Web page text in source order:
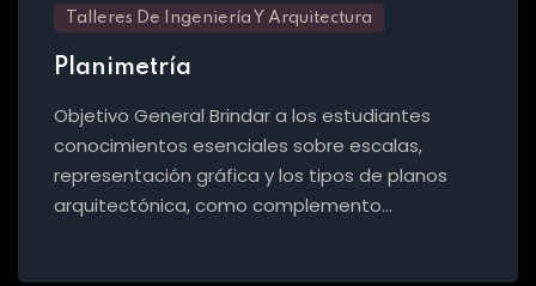
Talleres De Ingeniería Y Arquitectura
Planimetría
Objetivo General Brindar a los estudiantes
conocimientos esenciales sobre escalas,
representación gráfica y los tipos de planos
arquitectónica, como complemento…